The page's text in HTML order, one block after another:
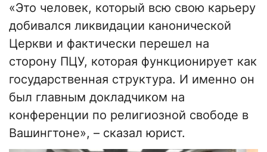
«Это человек, который всю свою карьеру
добивался ликвидации канонической
Церкви и фактически перешел на
сторону ПЦУ, которая функционирует как
государственная структура. И именно он
был главным докладчиком на
конференции по религиозной свободе в
Вашингтоне», – сказал юрист.